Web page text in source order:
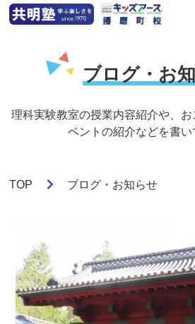
ブログ・お
理科実験教室の授業内容紹介や、
ベントの紹介などを書い
TOP ブログ・お知らせ